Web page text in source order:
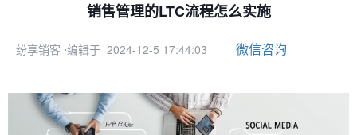
销售管理的LTC流程怎么实施
纷享销客 ⋅编辑于 2024-12-5 17:44:03 微信咨询